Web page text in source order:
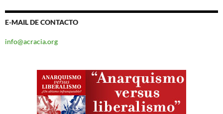
E-MAIL DE CONTACTO
info@acracia.org